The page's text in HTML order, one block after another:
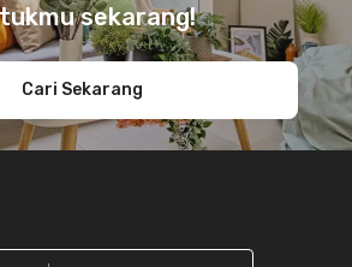
sekarang!
Cari Sekarang